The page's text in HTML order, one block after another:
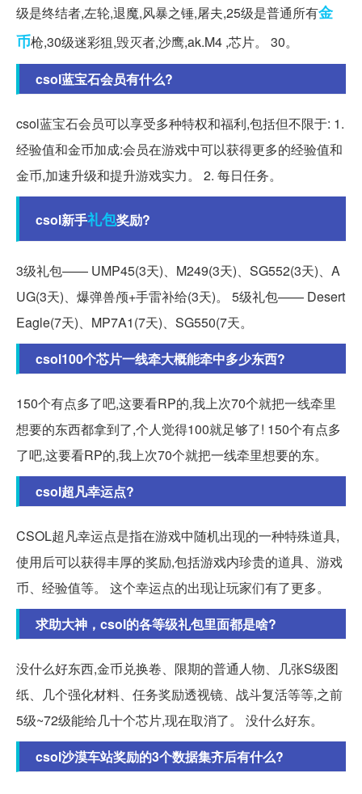
级是终结者,左轮,退魔,风暴之锤,屠夫,25级是普通所有金
币枪,30级迷彩狙,毁灭者,沙鹰,ak.M4 ,芯片。 30。
csol蓝宝石会员有什么?
csol蓝宝石会员可以享受多种特权和福利,包括但不限于: 1.
经验值和金币加成:会员在游戏中可以获得更多的经验值和
金币,加速升级和提升游戏实力。 2. 每日任务。
csol新手礼包奖励?
3级礼包—— UMP45(3天)、M249(3天)、SG552(3天)、A
UG(3天)、爆弹兽颅+手雷补给(3天)。 5级礼包—— Desert
Eagle(7天)、MP7A1(7天)、SG550(7天。
csol100个芯片一线牵大概能牵中多少东西?
150个有点多了吧,这要看RP的,我上次70个就把一线牵里
想要的东西都拿到了,个人觉得100就足够了! 150个有点多
了吧,这要看RP的,我上次70个就把一线牵里想要的东。
csol超凡幸运点?
CSOL超凡幸运点是指在游戏中随机出现的一种特殊道具,
使用后可以获得丰厚的奖励,包括游戏内珍贵的道具、游戏
币、经验值等。 这个幸运点的出现让玩家们有了更多。
求助大神，csol的各等级礼包里面都是啥?
没什么好东西,金币兑换卷、限期的普通人物、几张S级图
纸、几个强化材料、任务奖励透视镜、战斗复活等等,之前
5级~72级能给几十个芯片,现在取消了。 没什么好东。
csol沙漠车站奖励的3个数据集齐后有什么?